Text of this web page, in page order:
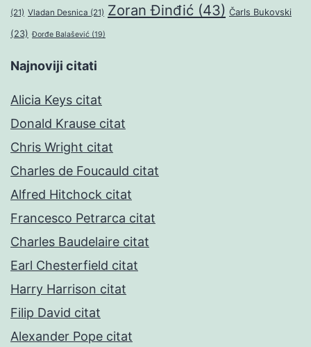
(21) Vladan Desnica (21) Zoran Đinđić (43) Čarls Bukovski
(23) Đorđe Balašević (19)
Najnoviji citati
Alicia Keys citat
Donald Krause citat
Chris Wright citat
Charles de Foucauld citat
Alfred Hitchock citat
Francesco Petrarca citat
Charles Baudelaire citat
Earl Chesterfield citat
Harry Harrison citat
Filip David citat
Alexander Pope citat